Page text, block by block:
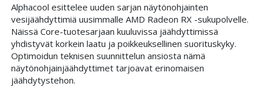
Alphacool esittelee uuden sarjan näytönohjainten
vesijäähdyttimiä uusimmalle AMD Radeon RX -sukupolvelle.
Näissä Core-tuotesarjaan kuuluvissa jäähdyttimissä
yhdistyvät korkein laatu ja poikkeuksellinen suorituskyky.
Optimoidun teknisen suunnittelun ansiosta nämä
näytönohjainjäähdyttimet tarjoavat erinomaisen
jäähdytystehon.